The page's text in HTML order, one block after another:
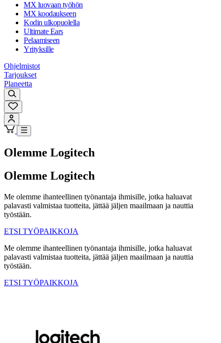
MX luovaan työhön
MX koodaukseen
Kodin ulkopuolella
Ultimate Ears
Pelaamiseen
Yrityksille
Ohjelmistot
Tarjoukset
Planeetta
Olemme Logitech
Olemme Logitech
Me olemme ihanteellinen työnantaja ihmisille, jotka haluavat
palavasti valmistaa tuotteita, jättää jäljen maailmaan ja nauttia
työstään.
ETSI TYÖPAIKKOJA
Me olemme ihanteellinen työnantaja ihmisille, jotka haluavat
palavasti valmistaa tuotteita, jättää jäljen maailmaan ja nauttia
työstään.
ETSI TYÖPAIKKOJA